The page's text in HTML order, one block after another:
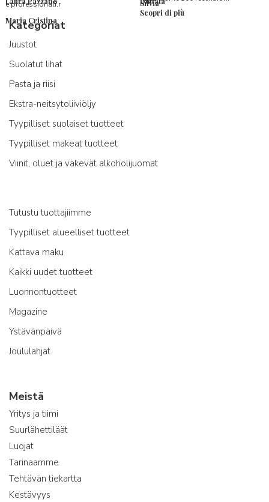
e professionali.r
Maria Cristina
Silvia
Scopri di più
Kategoriat
Juustot
Suolatut lihat
Pasta ja riisi
Ekstra-neitsytoliiviöljy
Tyypilliset suolaiset tuotteet
Tyypilliset makeat tuotteet
Viinit, oluet ja väkevät alkoholijuomat
Tutustu tuottajiimme
Tyypilliset alueelliset tuotteet
Kattava maku
Kaikki uudet tuotteet
Luonnontuotteet
Magazine
Ystävänpäivä
Joululahjat
Meistä
Yritys ja tiimi
Suurlähettiläät
Luojat
Tarinaamme
Tehtävän tiekartta
Kestävyys